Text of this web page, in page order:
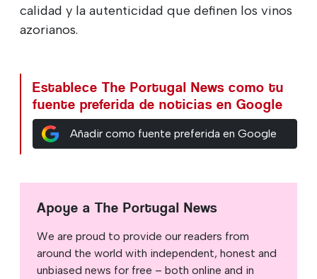
calidad y la autenticidad que definen los vinos
azorianos.
Establece The Portugal News como tu
fuente preferida de noticias en Google
Añadir como fuente preferida en Google
Apoye a The Portugal News
We are proud to provide our readers from
around the world with independent, honest and
unbiased news for free – both online and in